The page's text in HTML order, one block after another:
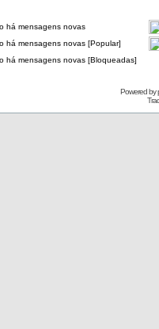
há mensagens novas
há mensagens novas [Popular]
há mensagens novas [Bloqueadas]
Powered by